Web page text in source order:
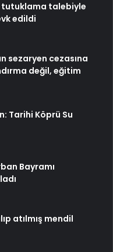
tutuklama talebiyle
edildi
sezaryen cezasına
değil, eğitim
Tarihi Köprü Su
Bayramı
atılmış mendil